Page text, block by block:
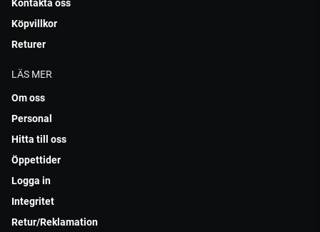
Kontakta oss
Köpvillkor
Returer
LÄS MER
Om oss
Personal
Hitta till oss
Öppettider
Logga in
Integritet
Retur/Reklamation